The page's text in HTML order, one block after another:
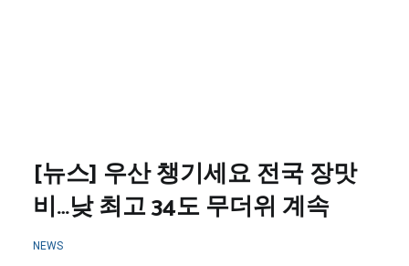
[뉴스] 우산 챙기세요 전국 장맛
비…낮 최고 34도 무더위 계속
NEWS